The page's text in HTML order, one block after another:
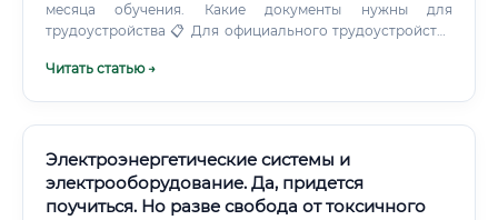
месяца обучения. Какие документы нужны для
трудоустройства 📋 Для официального трудоустройства
пакет документов: Стандартный пакет документов: ✅
электробезопасности (группа допуска — минимум III, для
ряда позиций — IV–V) ✅ Медицинская справка о допуске
к работе с электроустановками (форма 302н) ✅
Читать статью →
Электроэнергетические системы и
электрооборудование. Да, придется
поучиться. Но разве свобода от токсичного